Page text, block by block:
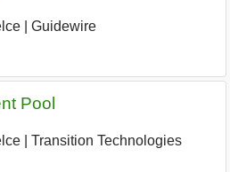
Guidewire
Pool
Transition Technologies